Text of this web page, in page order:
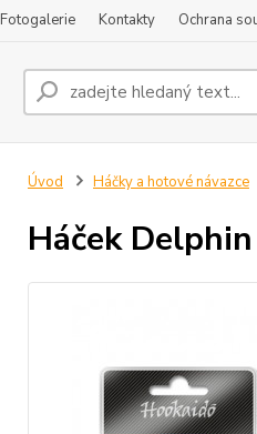
Fotogalerie Kontakty Ochrana
Úvod Háčky a hotové návazce
Háček